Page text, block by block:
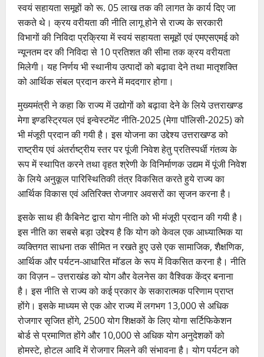
स्वयं सहायता समूहों को रू. 05 लाख तक की लागत के कार्य दिए जा
सकते थे। क्रय वरीयता की नीति लागू होने से राज्य के सरकारी
विभागों की निविदा प्रक्रिया में स्वयं सहायता समूहों एवं एमएसएमई को
न्यूनतम दर की निविदा से 10 प्रतिशत की सीमा तक क्रय वरीयता
मिलेगी। यह निर्णय भी स्थानीय उत्पादों को बढ़ावा देने तथा मातृशक्ति
को आर्थिक संबल प्रदान करने में मददगार होगा।
मुख्यमंत्री ने कहा कि राज्य में उद्योगों को बढ़ावा देने के लिये उत्तराखण्ड
मेगा इण्डस्ट्रियल एवं इन्वेस्टमेंट नीति-2025 (मेगा पॉलिसी-2025) को
भी मंजूरी प्रदान की गयी है। इस योजना का उद्देश्य उत्तराखण्ड को
राष्ट्रीय एवं अंतर्राष्ट्रीय स्तर पर पूंजी निवेश हेतु प्रतिस्पर्धी गंतव्य के
रूप में स्थापित करने तथा वृहत श्रेणी के विनिर्माणक उद्यम में पूंजी निवेश
के लिये अनुकूल पारिस्थितिकी तंत्र विकसित करते हुये राज्य का
आर्थिक विकास एवं अतिरिक्त रोजगार अवसरों का सृजन करना है।
इसके साथ ही कैबिनेट द्वारा योग नीति को भी मंजूरी प्रदान की गयी है।
इस नीति का सबसे बड़ा उद्देश्य है कि योग को केवल एक आध्यात्मिक या
व्यक्तिगत साधना तक सीमित न रखते हुए उसे एक सामाजिक, शैक्षणिक,
आर्थिक और पर्यटन-आधारित मॉडल के रूप में विकसित करना है। नीति
का विज़न – उत्तराखंड को योग और वेलनेस का वैश्विक केंद्र बनाना
है। इस नीति से राज्य को कई प्रकार के सकारात्मक परिणाम प्राप्त
होंगे। इसके माध्यम से एक ओर राज्य में लगभग 13,000 से अधिक
रोजगार सृजित होंगे, 2500 योग शिक्षकों के लिए योगा सर्टिफिकेशन
बोर्ड से प्रमाणित होंगे और 10,000 से अधिक योग अनुदेशकों को
होमस्टे, होटल आदि में रोजगार मिलने की संभावना है। योग पर्यटन को